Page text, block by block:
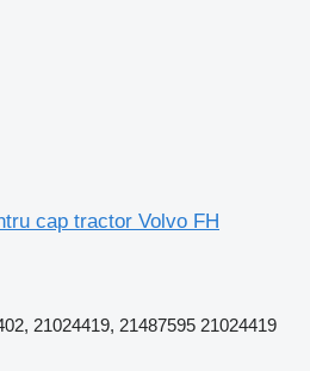
cap tractor Volvo FH
21024419, 21487595 21024419